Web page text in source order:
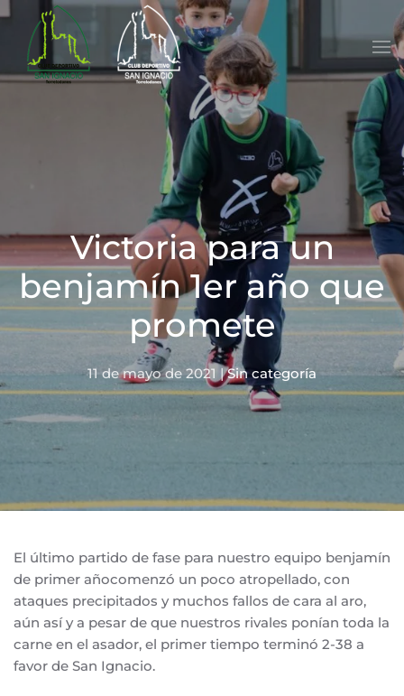
Skip to main content
Victoria para un
benjamín 1er año que
promete
11 de mayo de 2021 |Sin categoría
El último partido de fase para nuestro equipo benjamín
de primer añocomenzó un poco atropellado, con
ataques precipitados y muchos fallos de cara al aro,
aún así y a pesar de que nuestros rivales ponían toda la
carne en el asador, el primer tiempo terminó 2-38 a
favor de San Ignacio.